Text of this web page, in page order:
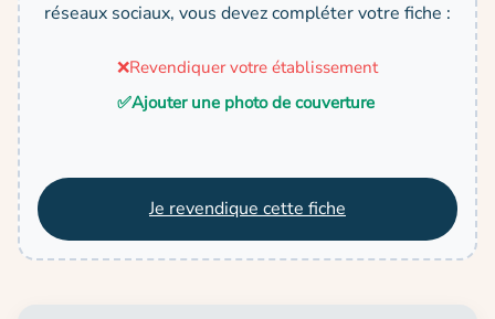
réseaux sociaux, vous devez compléter votre fiche :
❌Revendiquer votre établissement
✅Ajouter une photo de couverture
Je revendique cette fiche